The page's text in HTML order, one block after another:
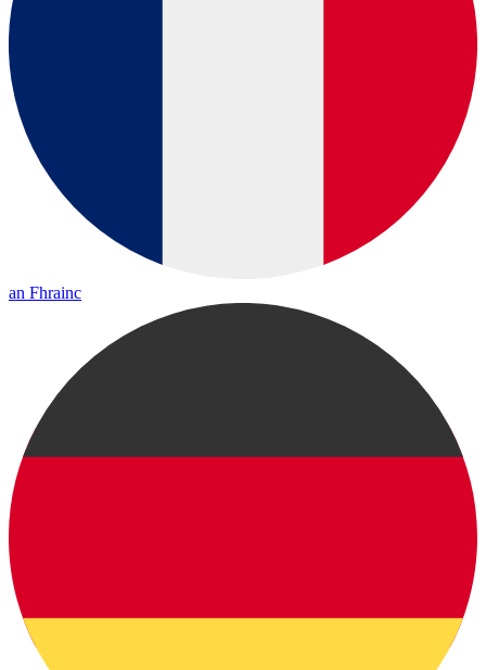
an Fhrainc